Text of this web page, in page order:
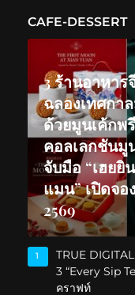
CAFE-DESSERT
3 ร้านอาหา
ฉลองเทศกา
ด้วยมูนเค้กพ
คอลเลกชันมู
จับมือ “เฮยยิ
แมน” เปิดจอ
2569
1
TRUE
3 “Every Sip
คราฟท์